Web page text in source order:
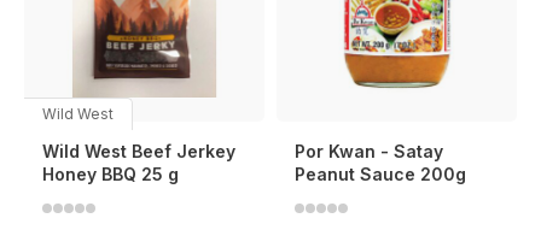
Wild West
Wild West Beef Jerkey
Honey BBQ 25 g
Por Kwan - Satay
Peanut Sauce 200g